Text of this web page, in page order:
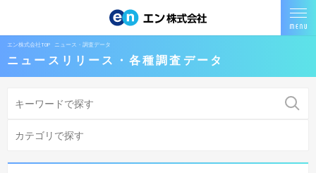
エン株式会社TOP ニュース・調査データ
ニュースリリース・各種調査データ